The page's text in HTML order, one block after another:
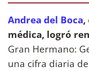
Andrea del Boca,
médica, logró
Gran Hermano:
una cifra diaria